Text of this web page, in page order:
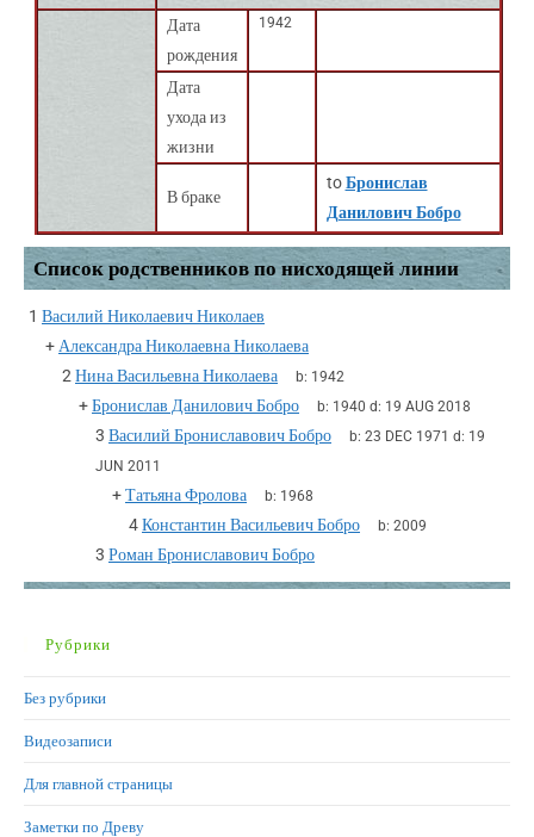
Дата
рождения
1942
Дата
ухода из
жизни
В браке
toБронислав
Данилович Бобро
Список родственников по нисходящей линии
1 Василий Николаевич Николаев
+ Александра Николаевна Николаева
2 Нина Васильевна Николаева b: 1942
+Бронислав Данилович Бобро b: 1940 d: 19 AUG 2018
3 Василий Брониславович Бобро b: 23 DEC 1971 d: 19
JUN 2011
+Татьяна Фролова b: 1968
4Константин Васильевич Бобро b: 2009
3 Роман Брониславович Бобро
Рубрики
Без рубрики
Видеозаписи
Для главной страницы
Заметки по Древу